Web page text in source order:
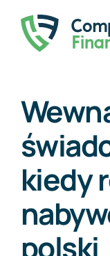
Przejdź
zawartości
Usługi
O nas
Cennik
kiedy
polski